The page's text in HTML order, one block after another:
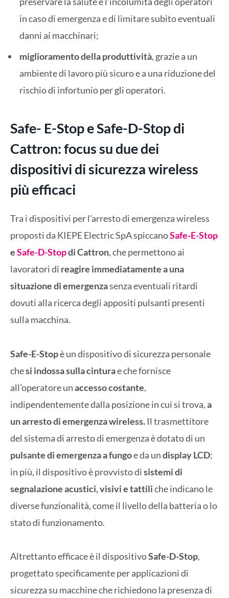
in caso di emergenza e di limitare subito eventuali
danni ai macchinari;
miglioramento della produttività, grazie a un
ambiente di lavoro più sicuro e a una riduzione del
rischio di infortunio per gli operatori.
Safe- E-Stop e Safe-D-Stop di
Cattron: focus su due dei
dispositivi di sicurezza wireless
più efficaci
Tra i dispositivi per l’arresto di emergenza wireless
proposti da KIEPE Electric SpA spiccanoSafe-E-Stop
eSafe-D-Stopdi Cattron, che permettono ai
lavoratori di reagire immediatamente a una
situazione di emergenzasenza eventuali ritardi
dovuti alla ricerca degli appositi pulsanti presenti
sulla macchina.
Safe-E-Stopè un dispositivo di sicurezza personale
chesi indossa sulla cinturae che fornisce
all’operatore unaccesso costante,
indipendentemente dalla posizione in cui si trova,a
un arresto di emergenza wireless. Il trasmettitore
del sistema di arresto di emergenza è dotato di un
pulsante di emergenza a fungoe da undisplay LCD;
in più, il dispositivo è provvisto disistemi di
segnalazione acustici, visivi e tattiliche indicano le
diverse funzionalità, come il livello della batteria o lo
stato di funzionamento.
Altrettanto efficace è il dispositivoSafe-D-Stop,
progettato specificamente per applicazioni di
sicurezza su macchine che richiedono la presenza di